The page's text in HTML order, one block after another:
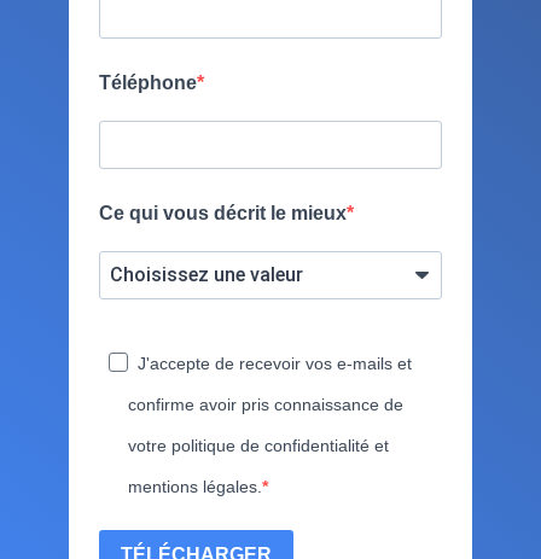
Téléphone
Ce qui vous décrit le mieux
J'accepte de recevoir vos e-mails et
confirme avoir pris connaissance de
votre politique de confidentialité et
mentions légales.
TÉLÉCHARGER